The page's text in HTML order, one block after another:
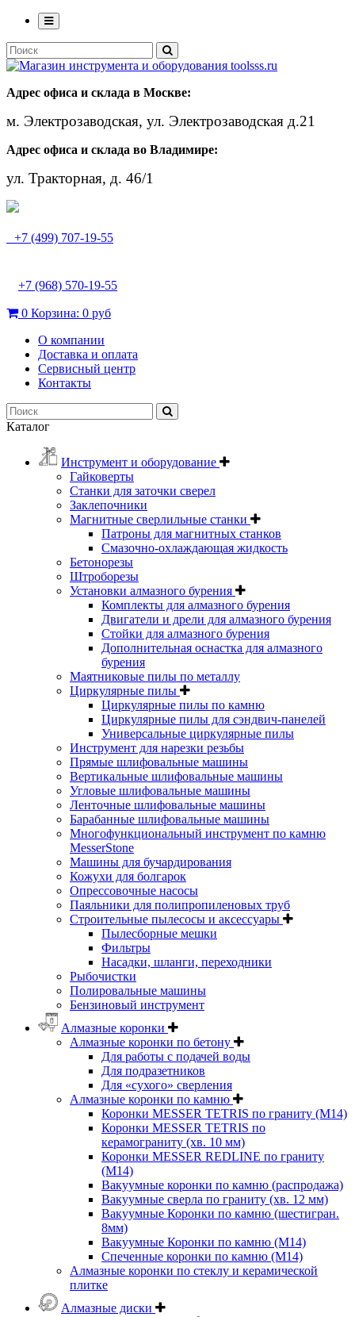
Адрес офиса и склада в Москве:
м. Электрозаводская, ул. Электрозаводская д.21
Адрес офиса и склада во Владимире:
ул. Тракторная, д. 46/1
+7 (499) 707-19-55
+7 (968) 570-19-55
0 Корзина: 0 руб
О компании
Доставка и оплата
Сервисный центр
Контакты
Каталог
Инструмент и оборудование
Гайковерты
Станки для заточки сверел
Заклепочники
Магнитные сверлильные станки
Патроны для магнитных станков
Смазочно-охлаждающая жидкость
Бетонорезы
Штроборезы
Установки алмазного бурения
Комплекты для алмазного бурения
Двигатели и дрели для алмазного бурения
Стойки для алмазного бурения
Дополнительная оснастка для алмазного
бурения
Маятниковые пилы по металлу
Циркулярные пилы
Циркулярные пилы по камню
Циркулярные пилы для сэндвич-панелей
Универсальные циркулярные пилы
Инструмент для нарезки резьбы
Прямые шлифовальные машины
Вертикальные шлифовальные машины
Угловые шлифовальные машины
Ленточные шлифовальные машины
Барабанные шлифовальные машины
Многофункциональный инструмент по камню
MesserStone
Машины для бучардирования
Кожухи для болгарок
Опрессовочные насосы
Паяльники для полипропиленовых труб
Строительные пылесосы и аксессуары
Пылесборные мешки
Фильтры
Насадки, шланги, переходники
Рыбочистки
Полировальные машины
Бензиновый инструмент
Алмазные коронки
Алмазные коронки по бетону
Для работы с подачей воды
Для подразетников
Для «сухого» сверления
Алмазные коронки по камню
Коронки MESSER TETRIS по граниту (М14)
Коронки MESSER TETRIS по
керамограниту (хв. 10 мм)
Коронки MESSER REDLINE по граниту
(М14)
Вакуумные коронки по камню (распродажа)
Вакуумные сверла по граниту (хв. 12 мм)
Вакуумные Коронки по камню (шестигран.
8мм)
Вакуумные Коронки по камню (M14)
Спеченные коронки по камню (M14)
Алмазные коронки по стеклу и керамической
плитке
Алмазные диски